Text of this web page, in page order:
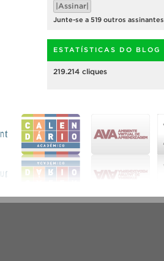
mail
|Assinar|
Junte-se a 519 outros assinantes
ESTATÍSTICAS DO BLOG
219.214 cliques